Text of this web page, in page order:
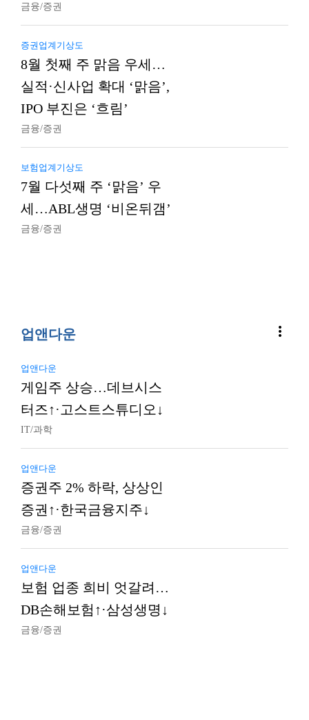
금융/증권
증권업계기상도
8월 첫째 주 맑음 우세…
실적·신사업 확대 ‘맑음’,
IPO 부진은 ‘흐림’
금융/증권
보험업계기상도
7월 다섯째 주 ‘맑음’ 우
세…ABL생명 ‘비온뒤갬’
금융/증권
업앤다운 more_vert
업앤다운
게임주 상승…데브시스
터즈↑·고스트스튜디오↓
IT/과학
업앤다운
증권주 2% 하락, 상상인
증권↑·한국금융지주↓
금융/증권
업앤다운
보험 업종 희비 엇갈려…
DB손해보험↑·삼성생명↓
금융/증권